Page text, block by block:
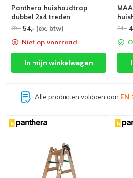
Panthera huishoudtrap
dubbel 2x4 treden
69,- 54,- (ex. btw)
Niet op voorraad
In mijn winkelwagen
54,-
Alle producten voldoen aan EN